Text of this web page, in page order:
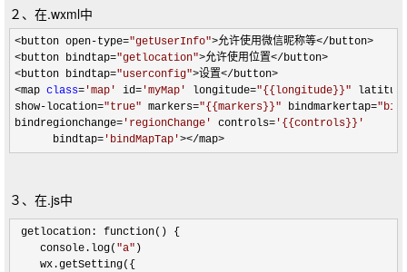
２、在.wxml中
<button open-type="getUserInfo">允许使用微信昵称等</button>
<button bindtap="getlocation">允许使用位置</button>
<button bindtap="userconfig">设置</button>
<map class= 'map ' id= 'myMap ' longitude="{{longitude}}"
show-location="true" markers="{{markers}}" bindmarkertap="
bindregionchange= ' regionChange ' controls= ' {{controls}} '
      bindtap
= ' bindMapTap '></map>
３、在.js中
getlocation: function() {
    console.log(
"a" )
    wx.getSetting({